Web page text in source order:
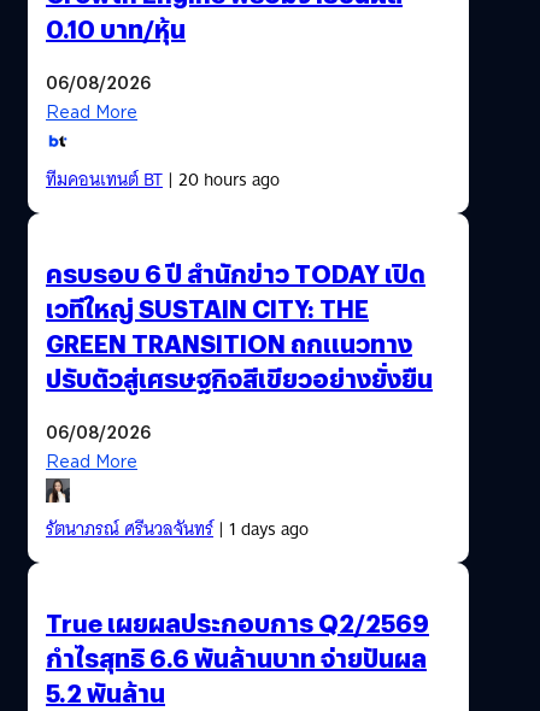
0.10 บาท/หุ้น
06/08/2026
Read More
ทีมคอนเทนต์ BT| 20 hours ago
ครบรอบ 6 ปี สำนักข่าว TODAY เปิด
เวทีใหญ่ SUSTAIN CITY: THE
GREEN TRANSITION ถกแนวทาง
ปรับตัวสู่เศรษฐกิจสีเขียวอย่างยั่งยืน
06/08/2026
Read More
รัตนาภรณ์ ศรีนวลจันทร์| 1 days ago
True เผยผลประกอบการ Q2/2569
กำไรสุทธิ 6.6 พันล้านบาท จ่ายปันผล
5.2 พันล้าน